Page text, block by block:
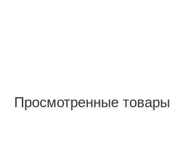
Просмотренные товары